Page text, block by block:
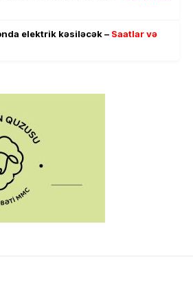
elektrik kəsiləcək – Saatlar və